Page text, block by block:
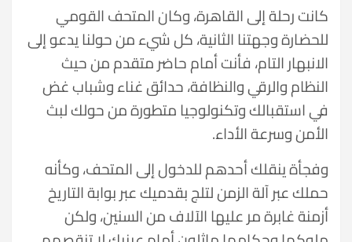
كانت رحلة إلى القاهرة، وكان المتحف القومي
للحضارة وجهتنا الثانية، كل شيء من حولنا يدعو إلى
الانبهار التام، فأنت أمام حاضر متقدم من حيث
النظام والرقي والنظافة، حدائق غناء وشباب غض
في استقبالك وتكنولوجيا متطورة من حولك لبث
الأمن وسرعة الأداء.
وفجأة ينقلك أحدهم للدخول إلى المتحف، وكأنه
حملك عبر آلة الزمن لتلج بقدميك عبر بوابة التاريخ
أزمنة غابرة مر عليها الآلاف من السنين، ولكن